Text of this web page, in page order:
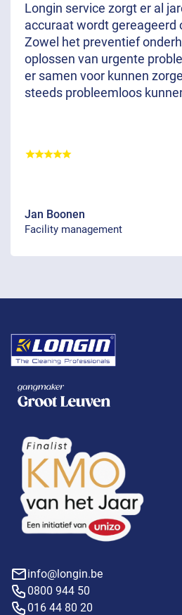
Longin service zorgt er al
accuraat wordt gereageerd
Zowel het preventief
oplossen van urgente
er samen voor kunnen
steeds probleemloos
Jan Boonen
Facility management
info@longin.be
0800 944 50
016 44 80 20